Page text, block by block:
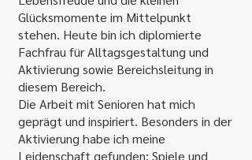
Glücksmomente im Mittelpunkt
stehen. Heute bin ich diplomierte
Fachfrau für Alltagsgestaltung und
Aktivierung sowie Bereichsleitung in
diesem Bereich.
Die Arbeit mit Senioren hat mich
geprägt und inspiriert. Besonders in der
Aktivierung habe ich meine
Leidenschaft gefunden: Spiele und